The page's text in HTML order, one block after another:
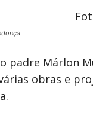
Márlon
obras e